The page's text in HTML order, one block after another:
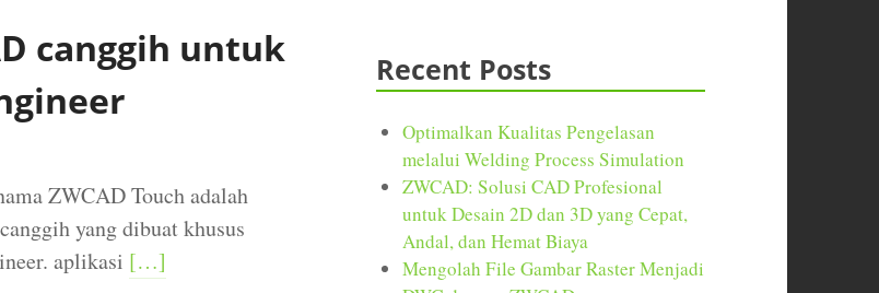
canggih untuk
ZWCAD Touch adalah
yang dibuat khusus
aplikasi […]
Recent Posts
Optimalkan Kualitas Pengelasan
melalui Welding Process Simulation
ZWCAD: Solusi CAD Profesional
untuk Desain 2D dan 3D yang Cepat,
Andal, dan Hemat Biaya
Mengolah File Gambar Raster Menjadi